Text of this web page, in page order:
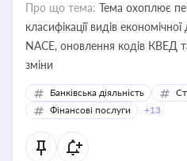
Про що тема: Тема охоплює
класифікації видів
NACE, оновлення кодів КВЕД
зміни
Банківська діяльність
Фінансові послуги
+13